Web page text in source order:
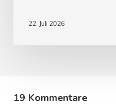
22. Juli 2026
19 Kommentare